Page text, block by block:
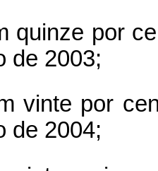
quinze por
de 2003;
vinte por
de 2004;